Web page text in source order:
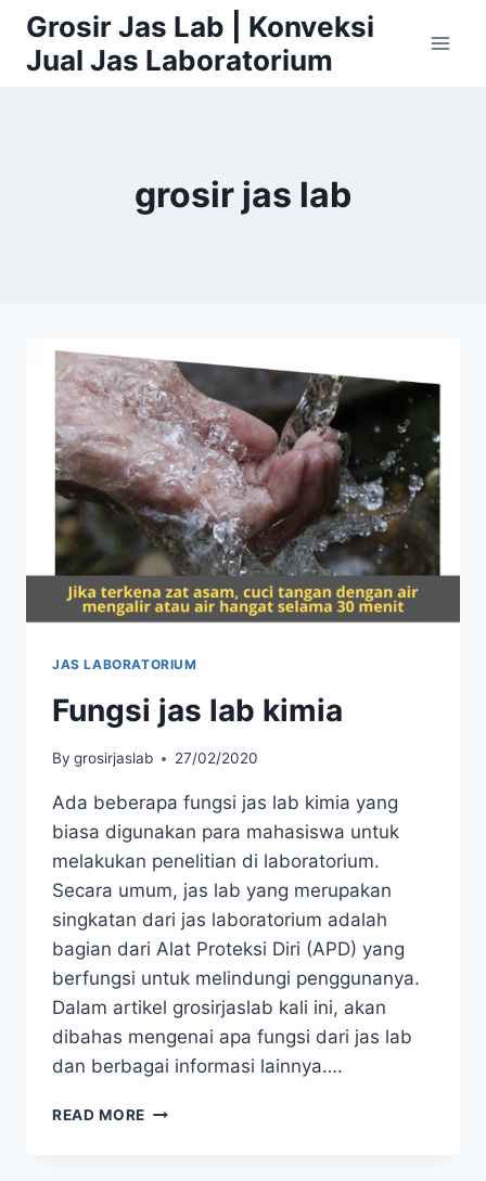
Skip
content
Grosir Jas Lab | Konveksi
Jual Jas Laboratorium
grosir jas lab
JAS LABORATORIUM
Fungsi jas lab kimia
By grosirjaslab 27/02/2020
Ada beberapa fungsi jas lab kimia yang
biasa digunakan para mahasiswa untuk
melakukan penelitian di laboratorium.
Secara umum, jas lab yang merupakan
singkatan dari jas laboratorium adalah
bagian dari Alat Proteksi Diri (APD) yang
berfungsi untuk melindungi penggunanya.
Dalam artikel grosirjaslab kali ini, akan
dibahas mengenai apa fungsi dari jas lab
dan berbagai informasi lainnya….
READ MORE FUNGSI